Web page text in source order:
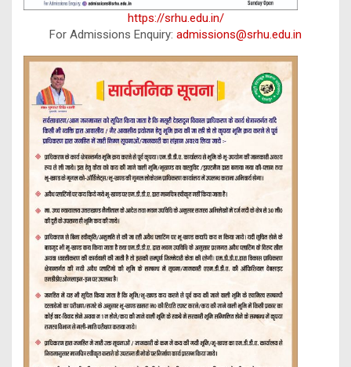
https://srhu.edu.in/
For Admissions Enquiry: admissions@srhu.edu.in